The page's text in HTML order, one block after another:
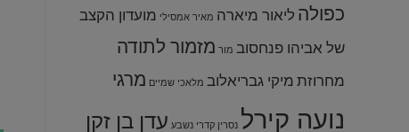
כפולה ליאור מיארה מאיר אמסילי מועדון הקצב
של אביהו פנחסוב מור מזמור לתודה
מחרוזתמיקי גבריאלוב מלאכי שמיים מרגי
נועה קירל נסרין קדרי נשבע עדן בן זקן